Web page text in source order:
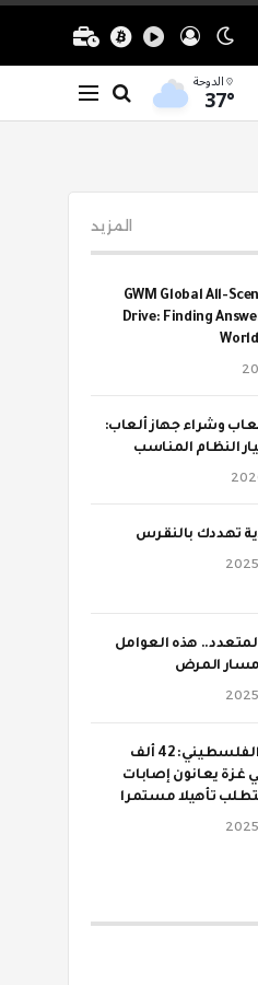
الدوحة
37°
المزيد
GWM Global All-
Drive: Finding
وشراء جهاز ألعاب:
النظام المناسب
تهددك بالنقرس
هذه العوامل
مسار المرض
الإحصاء الفلسطيني: 42 ألف
يعانون إصابات
تأهيلا مستمرا